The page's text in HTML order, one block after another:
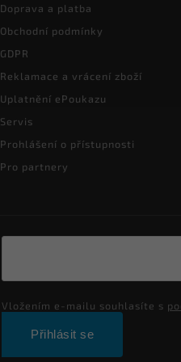
Doprava a platba
Obchodní podmínky
GDPR
Reklamace a vrácení zboží
Uplatnění ePoukazu
Servis
Prohlášení o přístupnosti
Pro partnery
Vložením e-mailu souhlasíte s
Přihlásit se